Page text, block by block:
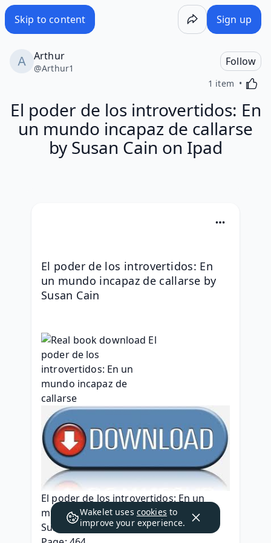
Skip to content Sign up
Arthur
@Arthur1
Follow
1 item
El poder de los introvertidos: En
un mundo incapaz de callarse
by Susan Cain on Ipad
El poder de los introvertidos: En
un mundo incapaz de callarse by
Susan Cain
El poder de los introvertidos: En un
mundo incapaz de callarse
Susan Cain
Wakelet uses cookies to
improve your experience.